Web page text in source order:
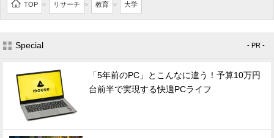
TOP > リサーチ > 教育 > 大学
Special - PR -
「5年前のPC」とこんなに違う！予算10万円
台前半で実現する快適PCライフ